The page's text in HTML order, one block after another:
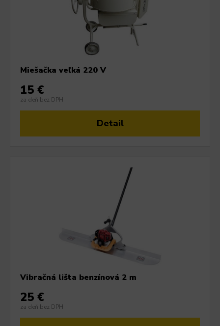
Miešačka veľká 220 V
15 €
za deň bez DPH
Detail
Vibračná lišta benzínová 2 m
25 €
za deň bez DPH